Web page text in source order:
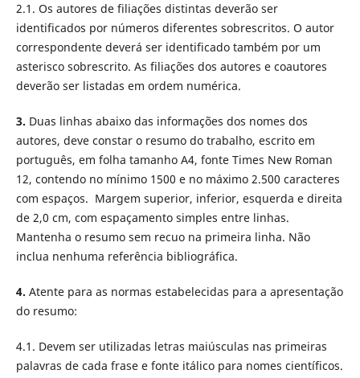
2.1. Os autores de filiações distintas deverão ser
identificados por números diferentes sobrescritos. O autor
correspondente deverá ser identificado também por um
asterisco sobrescrito. As filiações dos autores e coautores
deverão ser listadas em ordem numérica.
3. Duas linhas abaixo das informações dos nomes dos
autores, deve constar o resumo do trabalho, escrito em
português, em folha tamanho A4, fonte Times New Roman
12, contendo no mínimo 1500 e no máximo 2.500 caracteres
com espaços. Margem superior, inferior, esquerda e direita
de 2,0 cm, com espaçamento simples entre linhas.
Mantenha o resumo sem recuo na primeira linha. Não
inclua nenhuma referência bibliográfica.
4. Atente para as normas estabelecidas para a apresentação
do resumo:
4.1. Devem ser utilizadas letras maiúsculas nas primeiras
palavras de cada frase e fonte itálico para nomes científicos.